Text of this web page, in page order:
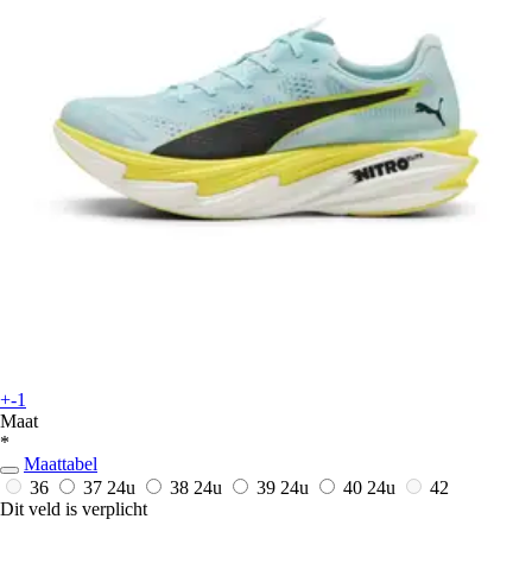
+-1
Maat
*
Maattabel
36
37 24u 38 24u 39 24u 40 24u
42
Dit veld is verplicht